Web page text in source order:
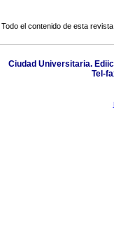
Todo el contenido de esta
Ciudad Universitaria.
Tel-